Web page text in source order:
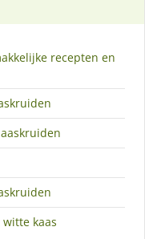
recepten en
kaas